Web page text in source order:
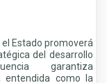
Estado promoverá
del desarrollo
garantiza
entendida como la